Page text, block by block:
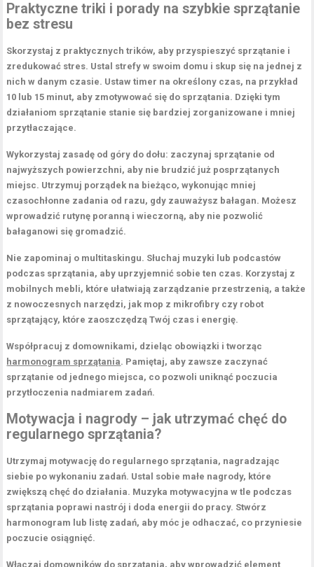
Praktyczne triki i porady na szybkie sprzątanie
bez stresu
Skorzystaj z praktycznych trików, aby przyspieszyć sprzątanie i
zredukować stres. Ustal strefy w swoim domu i skup się na jednej z
nich w danym czasie. Ustawtimer na określony czas, na przykład
10 lub 15 minut, aby zmotywować się do sprzątania. Dzięki tym
działaniom sprzątanie stanie się bardziej zorganizowane i mniej
przytłaczające.
Wykorzystaj zasadę od góry do dołu: zaczynaj sprzątanie od
najwyższych powierzchni, aby nie brudzić już posprzątanych
miejsc. Utrzymuj porządek na bieżąco, wykonując mniej
czasochłonne zadania od razu, gdy zauważysz bałagan. Możesz
wprowadzić rutynę poranną i wieczorną, aby nie pozwolić
bałaganowi się gromadzić.
Nie zapominaj o multitaskingu. Słuchaj muzyki lub podcastów
podczas sprzątania, aby uprzyjemnić sobie ten czas. Korzystaj z
mobilnych mebli, które ułatwiają zarządzanie przestrzenią, a także
z nowoczesnych narzędzi, jak mop z mikrofibry czy robot
sprzątający, które zaoszczędzą Twój czas i energię.
Współpracuj z domownikami, dzieląc obowiązki i tworząc
harmonogram sprzątania. Pamiętaj, aby zawsze zaczynać
sprzątanie od jednego miejsca, co pozwoli uniknąć poczucia
przytłoczenia nadmiarem zadań.
Motywacja i nagrody – jak utrzymać chęć do
regularnego sprzątania?
Utrzymaj motywację do regularnego sprzątania, nagradzając
siebie po wykonaniu zadań. Ustal sobie małe nagrody, które
zwiększą chęć do działania. Muzyka motywacyjna w tle podczas
sprzątania poprawi nastrój i doda energii do pracy. Stwórz
harmonogram lub listę zadań, aby móc je odhaczać, co przyniesie
poczucie osiągnięć.
Włączaj domowników do sprzątania, aby wprowadzić element